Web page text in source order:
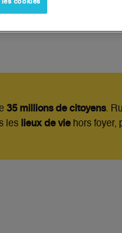
35 millions de citoyens.
les lieux de viehors foyer,